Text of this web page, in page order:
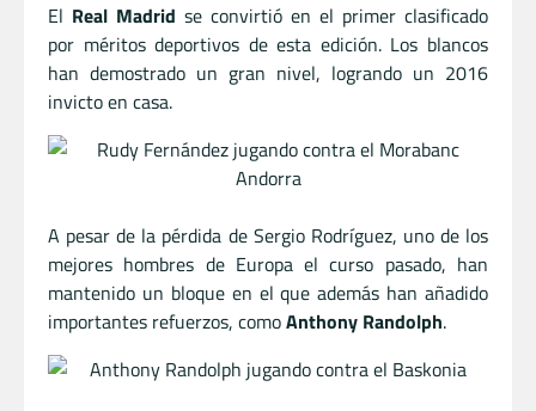
El Real Madrid se convirtió en el primer clasificado
por méritos deportivos de esta edición. Los blancos
han demostrado un gran nivel, logrando un 2016
invicto en casa.
A pesar de la pérdida de Sergio Rodríguez, uno de los
mejores hombres de Europa el curso pasado, han
mantenido un bloque en el que además han añadido
importantes refuerzos, comoAnthony Randolph.